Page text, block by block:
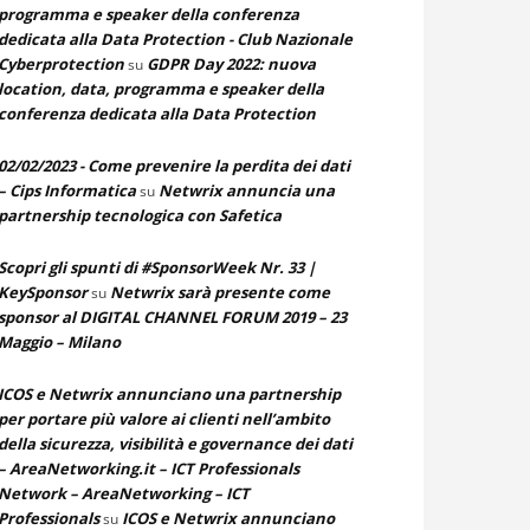
e speaker della conferenza
alla Data Protection - Club Nazionale
su GDPR Day 2022: nuova
data, programma e speaker della
dedicata alla Data Protection
02/2023 - Come prevenire la perdita dei dati
Cips Informaticasu Netwrix annuncia una
tecnologica con Safetica
gli spunti di #SponsorWeek Nr. 33 |
su Netwrix sarà presente come
al DIGITAL CHANNEL FORUM 2019 – 23
– Milano
e Netwrix annunciano una partnership
portare più valore ai clienti nell’ambito
sicurezza, visibilità e governance dei dati
AreaNetworking.it – ICT Professionals
– AreaNetworking – ICT
su ICOS e Netwrix annunciano